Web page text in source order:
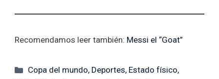
Recomendamos leer también: Messi el “Goat”
Categorías
Copa del mundo, Deportes, Estado físico,